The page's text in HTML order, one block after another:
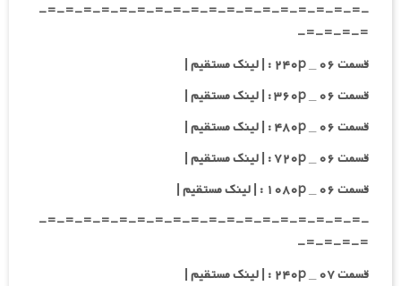
-=-=-=-=-=-=-=-=-=-=-=-=-=-=-=-=-=-=-
=-=-=-=-
قسمت ۰۶ _ ۲۴۰p : | لینک مستقیم |
قسمت ۰۶ _ ۳۶۰p : | لینک مستقیم |
قسمت ۰۶ _ ۴۸۰p : | لینک مستقیم |
قسمت ۰۶ _ ۷۲۰p : | لینک مستقیم |
قسمت ۰۶ _ ۱۰۸۰p : | لینک مستقیم |
-=-=-=-=-=-=-=-=-=-=-=-=-=-=-=-=-=-=-
=-=-=-=-
قسمت ۰۷ _ ۲۴۰p : | لینک مستقیم |